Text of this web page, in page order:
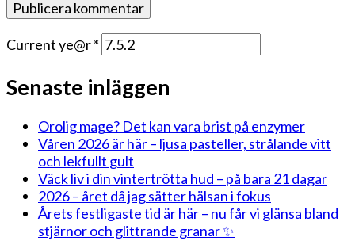
Current ye@r*
Senaste inläggen
Orolig mage? Det kan vara brist på enzymer
Våren 2026 är här – ljusa pasteller, strålande vitt
och lekfullt gult
Väck liv i din vintertrötta hud – på bara 21 dagar
2026 – året då jag sätter hälsan i fokus
Årets festligaste tid är här – nu får vi glänsa bland
stjärnor och glittrande granar ✨